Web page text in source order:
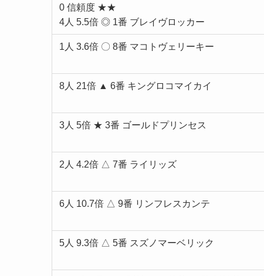
0 信頼度 ★★
4人 5.5倍 ◎ 1番 ブレイヴロッカー
1人 3.6倍 〇 8番 マコトヴェリーキー
8人 21倍 ▲ 6番 キングロコマイカイ
3人 5倍 ★ 3番 ゴールドプリンセス
2人 4.2倍 △ 7番 ライリッズ
6人 10.7倍 △ 9番 リンフレスカンテ
5人 9.3倍 △ 5番 スズノマーベリック